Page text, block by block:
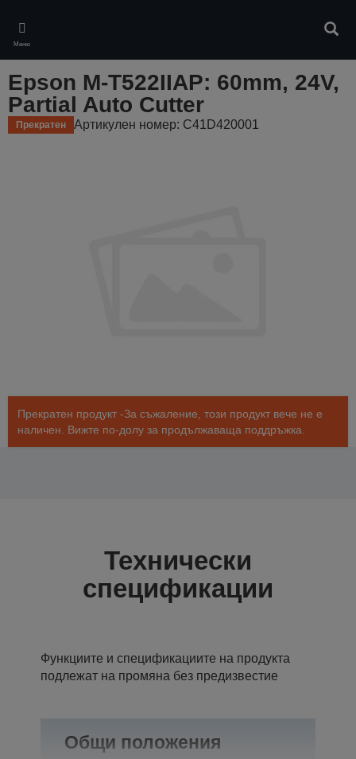
main
content
Меню
Epson M-T522IIAP: 60mm, 24V,
Partial Auto Cutter
Прекратен Артикулен номер: C41D420001
Прекратен продукт -За съжаление, този продукт вече не е
наличен. Вижте по-долу за продължаваща поддръжка.
Технически
спецификации
Функциите и спецификациите на продукта
подлежат на промяна без предизвестие
Общи положения